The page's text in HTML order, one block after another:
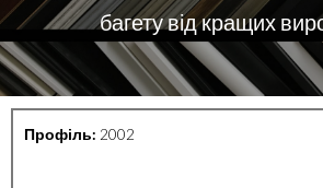
багету від кращих
Профіль: 2002